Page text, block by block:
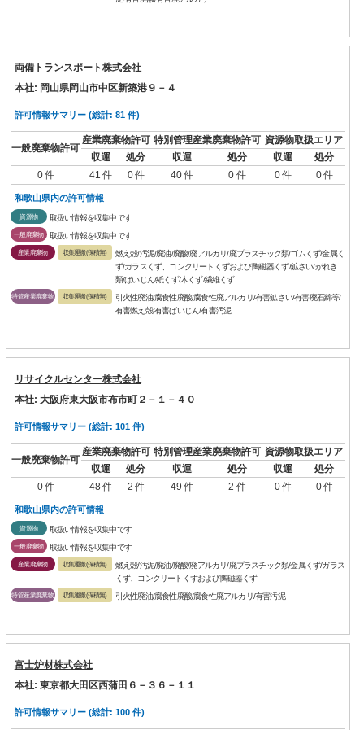
両備トランスポート株式会社
本社: 岡山県岡山市中区新築港９－４
許可情報サマリー (総計: 81 件)
一般廃棄物許可
産業廃棄物許可 特別管理産業廃棄物許可 資源物取扱エリア
収運
処分 収運 処分 収運
処分
0 件
41 件 0 件 40 件 0 件 0 件 0 件
和歌山県内の許可情報
資源物 取扱い情報を収集中です
一般廃棄物 取扱い情報を収集中です
産業廃棄物 収集運搬(保積無)
燃え殻/汚泥/廃油/廃酸/廃アルカリ/廃プラスチック類/ゴムくず/金属く
ず/ガラスくず、コンクリートくずおよび陶磁器くず/鉱さい/がれき
類/ばいじん/紙くず/木くず/繊維くず
特管産業廃棄物 収集運搬(保積無)
引火性廃油/腐食性廃酸/腐食性廃アルカリ/有害鉱さい/有害廃石綿等/
有害燃え殻/有害ばいじん/有害汚泥
リサイクルセンター株式会社
本社: 大阪府東大阪市布市町２－１－４０
許可情報サマリー (総計: 101 件)
一般廃棄物許可
産業廃棄物許可 特別管理産業廃棄物許可 資源物取扱エリア
収運
処分 収運 処分 収運
処分
0 件
48 件 2 件 49 件 2 件 0 件 0 件
和歌山県内の許可情報
資源物 取扱い情報を収集中です
一般廃棄物 取扱い情報を収集中です
産業廃棄物 収集運搬(保積無)
燃え殻/汚泥/廃油/廃酸/廃アルカリ/廃プラスチック類/金属くず/ガラス
くず、コンクリートくずおよび陶磁器くず
特管産業廃棄物 収集運搬(保積無) 引火性廃油/腐食性廃酸/腐食性廃アルカリ/有害汚泥
富士炉材株式会社
本社: 東京都大田区西蒲田６－３６－１１
許可情報サマリー (総計: 100 件)